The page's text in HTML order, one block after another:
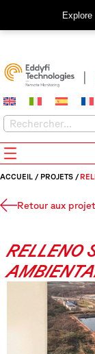
ACCUEIL / PROJETS /
Retour aux
RELLENO